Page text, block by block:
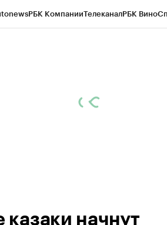
РБК КомпанииТелеканалРБК Вино
казаки начнут